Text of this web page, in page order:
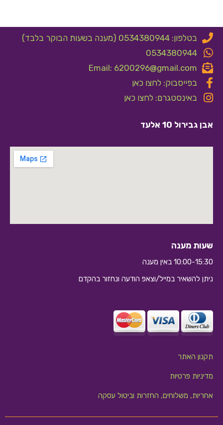
בטלפון: 0534380944 (מענה בשעות הבוקר בלבד)
0534380944
Email: 6200296@gmail.com
בפייסבוק: לחצו כאן
באינסטגרם: לחצו כאן
אבן גבירול 10 אלעד
שעות מענה
10:00-15:30 באין מענה
ניתן להשאיר במייל/וצאפ הודעה ונחזור בהקדם
תקנון האתר
מדיניות פרטיות
אחריות, משלוחים, החזרות וביטול עסקה